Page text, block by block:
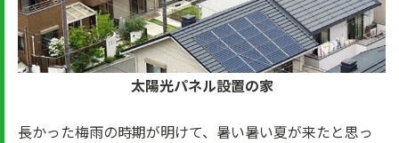
太陽光パネル設置の家
長かった梅雨の時期が明けて、暑い暑い夏が来たと思っ